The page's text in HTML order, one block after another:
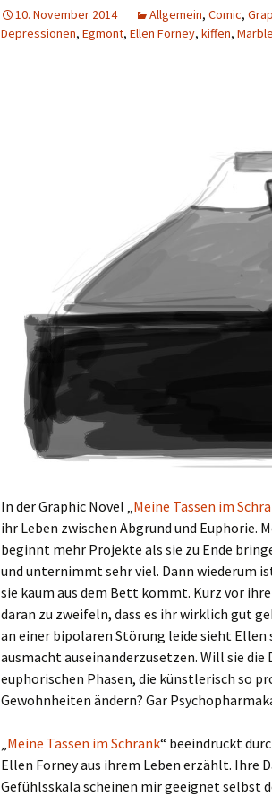
10. November 2014 Allgemein, Comic,
Depressionen, Egmont, Ellen Forney, kiffen,
In der Graphic Novel „ Meine Tassen im
ihr Leben zwischen Abgrund und Euphorie.
beginnt mehr Projekte als sie zu Ende
und unternimmt sehr viel. Dann wiederum
sie kaum aus dem Bett kommt. Kurz vor
daran zu zweifeln, dass es ihr wirklich gut
an einer bipolaren Störung leide sieht Ellen
ausmacht auseinanderzusetzen. Will sie die
euphorischen Phasen, die künstlerisch so
Gewohnheiten ändern? Gar
Meine Tassen im Schrank“ beeindruckt
Ellen Forney aus ihrem Leben erzählt. Ihre
Gefühlsskala scheinen mir geeignet selbst